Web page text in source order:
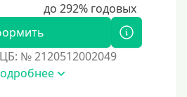
подписки
№ 2120512002049